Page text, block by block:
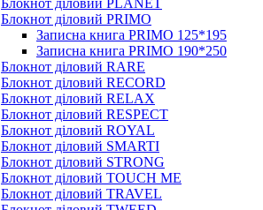
Блокнот діловий PLANET
Блокнот діловий PRIMO
Записна книга PRIMO 125*195
Записна книга PRIMO 190*250
Блокнот діловий RARE
Блокнот діловий RECORD
Блокнот діловий RELAX
Блокнот діловий RESPECT
Блокнот діловий ROYAL
Блокнот діловий SMARTI
Блокнот діловий STRONG
Блокнот діловий TOUCH ME
Блокнот діловий TRAVEL